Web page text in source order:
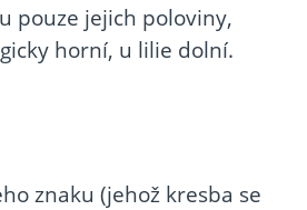
pouze jejich poloviny,
horní, u lilie dolní.
znaku (jehož kresba se